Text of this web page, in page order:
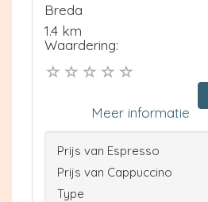
Breda
1.4 km
Waardering:
Meer informatie
Prijs van Espresso
Prijs van Cappuccino
Type